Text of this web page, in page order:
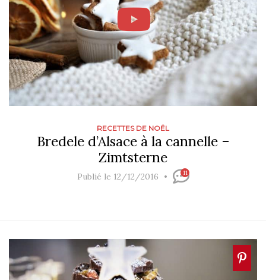
RECETTES DE NOËL
Bredele d’Alsace à la cannelle –
Zimtsterne
Publié le 12/12/2016 11